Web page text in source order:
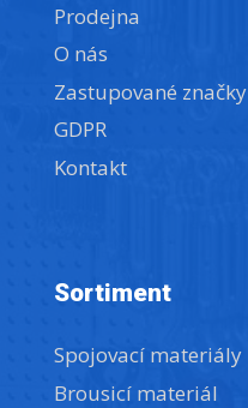
Prodejna
O nás
Zastupované značky
GDPR
Kontakt
Sortiment
Spojovací materiály
Brousicí materiál